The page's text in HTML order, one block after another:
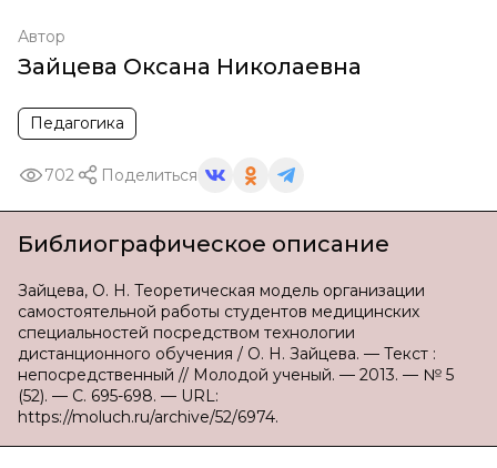
Автор
Зайцева Оксана Николаевна
Педагогика
702 Поделиться
Библиографическое описание
Зайцева, О. Н. Теоретическая модель организации
самостоятельной работы студентов медицинских
специальностей посредством технологии
дистанционного обучения / О. Н. Зайцева. — Текст :
непосредственный // Молодой ученый. — 2013. — № 5
(52). — С. 695-698. — URL:
https://moluch.ru/archive/52/6974.